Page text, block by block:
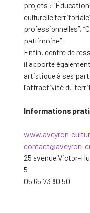
projets :
culturelle
professionnelles”,
patrimoine”.
Enfin, centre de
il apporte
artistique à ses
l’attractivité du
Informations
www.aveyron-
contact@aveyron-
25 avenue Victor-
5
05 65 73 80 50